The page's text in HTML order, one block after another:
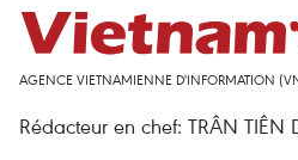
AGENCE VIETNAMIENNE D'INFORMATION
Rédacteur en chef: TRÂN TIÊN